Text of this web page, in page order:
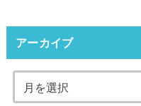
アーカイブ